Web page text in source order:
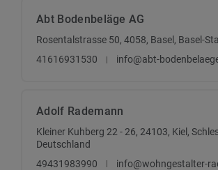
Abt Bodenbeläge AG
Rosentalstrasse 50, 4058, Basel, Basel-
41616931530
info@abt-
Adolf Rademann
Kleiner Kuhberg 22 - 26, 24103, Kiel,
Deutschland
49431983990
info@wohngestalter-